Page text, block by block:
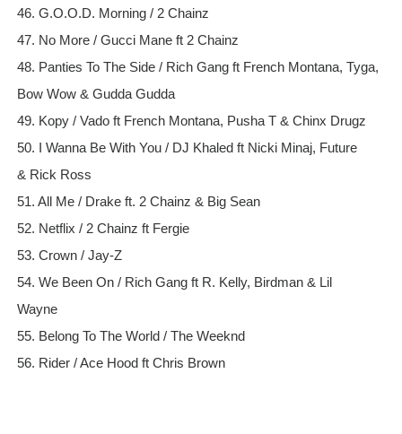
46. G.O.O.D. Morning / 2 Chainz
47. No More / Gucci Mane ft 2 Chainz
48. Panties To The Side / Rich Gang ft French Montana, Tyga,
Bow Wow & Gudda Gudda
49. Kopy / Vado ft French Montana, Pusha T & Chinx Drugz
50. I Wanna Be With You / DJ Khaled ft Nicki Minaj, Future
& Rick Ross
51. All Me / Drake ft. 2 Chainz & Big Sean
52. Netflix / 2 Chainz ft Fergie
53. Crown / Jay-Z
54. We Been On / Rich Gang ft R. Kelly, Birdman & Lil
Wayne
55. Belong To The World / The Weeknd
56. Rider / Ace Hood ft Chris Brown